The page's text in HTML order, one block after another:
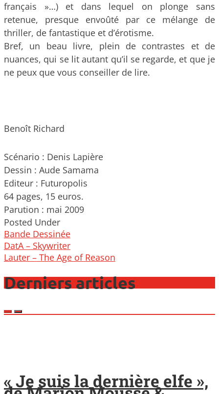
français »…) et dans lequel on plonge sans
retenue, presque envoûté par ce mélange de
thriller, de fantastique et d’érotisme.
Bref, un beau livre, plein de contrastes et de
nuances, qui se lit autant qu’il se regarde, et que je
ne peux que vous conseiller de lire.
Benoît Richard
Scénario : Denis Lapière
Dessin : Aude Samama
Editeur : Futuropolis
64 pages, 15 euros.
Parution : mai 2009
Posted Under
Bande Dessinée
Post
navigation
DatA – Skywriter
Lauter – The Age of Reason
Derniers articles
« Je suis la dernière elfe »,